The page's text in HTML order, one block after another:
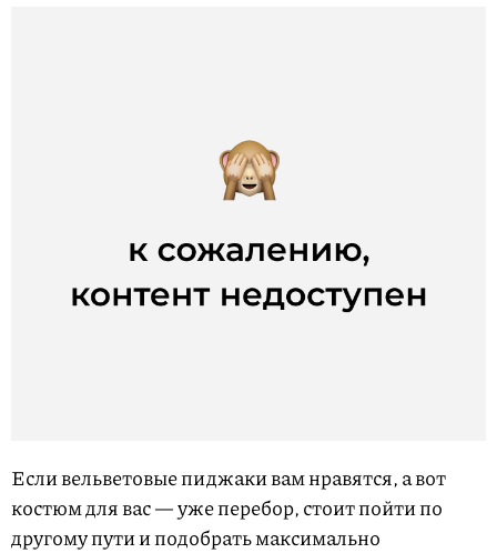
Если вельветовые пиджаки вам нравятся, а вот
костюм для вас — уже перебор, стоит пойти по
другому пути и подобрать максимально